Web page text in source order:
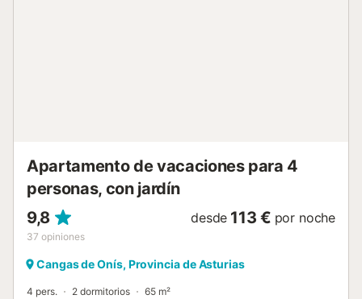
Apartamento de vacaciones para 4
personas, con jardín
9,8
37 opiniones
desde 113 € por noche
Cangas de Onís, Provincia de Asturias
4 pers. 2 dormitorios 65 m²